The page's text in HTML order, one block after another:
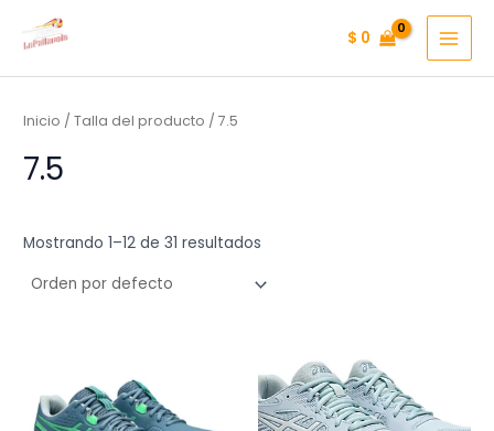
$ 0
Inicio / Talla del producto / 7.5
7.5
Mostrando 1–12 de 31 resultados